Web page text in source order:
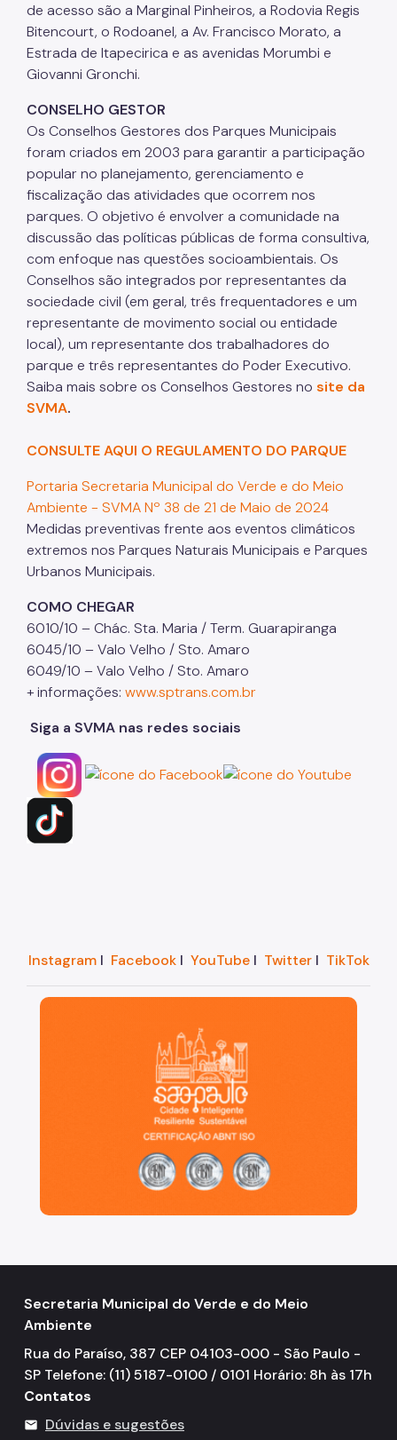
de acesso são a Marginal Pinheiros, a Rodovia Regis
Bitencourt, o Rodoanel, a Av. Francisco Morato, a
Estrada de Itapecirica e as avenidas Morumbi e
Giovanni Gronchi.
CONSELHO GESTOR
Os Conselhos Gestores dos Parques Municipais
foram criados em 2003 para garantir a participação
popular no planejamento, gerenciamento e
fiscalização das atividades que ocorrem nos
parques. O objetivo é envolver a comunidade na
discussão das políticas públicas de forma consultiva,
com enfoque nas questões socioambientais. Os
Conselhos são integrados por representantes da
sociedade civil (em geral, três frequentadores e um
representante de movimento social ou entidade
local), um representante dos trabalhadores do
parque e três representantes do Poder Executivo.
Saiba mais sobre os Conselhos Gestores no site da
SVMA.
CONSULTE AQUI O REGULAMENTO DO PARQUE
Portaria Secretaria Municipal do Verde e do Meio
Ambiente - SVMA Nº 38 de 21 de Maio de 2024
Medidas preventivas frente aos eventos climáticos
extremos nos Parques Naturais Municipais e Parques
Urbanos Municipais.
COMO CHEGAR
6010/10 – Chác. Sta. Maria / Term. Guarapiranga
6045/10 – Valo Velho / Sto. Amaro
6049/10 – Valo Velho / Sto. Amaro
+ informações: www.sptrans.com.br
Siga a SVMA nas redes sociais
InstagramI FacebookI YouTubeI TwitterI TikTok
São Paulo, cidade inteligente, resiliente e sustentável
Secretaria Municipal do Verde e do Meio
Ambiente
Rua do Paraíso, 387 CEP 04103-000 - São Paulo -
SP Telefone: (11) 5187-0100 / 0101 Horário: 8h às 17h
Contatos
mail Dúvidas e sugestões